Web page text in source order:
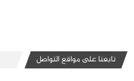
تابعنا على مواقع التواصل